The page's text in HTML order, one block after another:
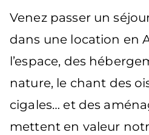
Venez passer un
dans une location en
l’espace, des
nature, le chant des
cigales… et des
mettent en valeur